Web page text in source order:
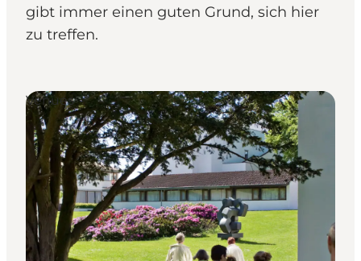
gibt immer einen guten Grund, sich hier
zu treffen.
Venues